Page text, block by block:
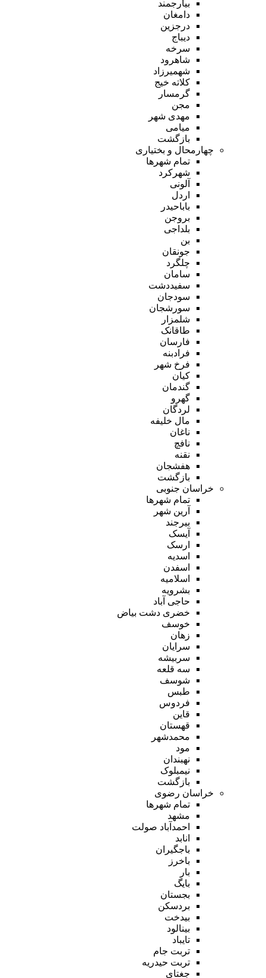
بیارجمند
دامغان
درجزین
دیباج
سرخه
شاهرود
شهمیرزاد
کلاته خیج
گرمسار
مجن
مهدی شهر
میامی
بازگشت
چهارمحال و بختیاری
تمام شهر‌ها
شهرکرد
آلونی
اردل
باباحیدر
بروجن
بلداجی
بن
جونقان
چلگرد
سامان
سفیددشت
سودجان
سورشجان
شلمزار
طاقانک
فارسان
فرادبنه
فرخ شهر
کیان
گندمان
گهرو
لردگان
مال خلیفه
ناغان
نافچ
نقنه
هفشجان
بازگشت
خراسان جنوبی
تمام شهر‌ها
آرین شهر
بیرجند
آیسک
ارسک
اسدیه
اسفدن
اسلامیه
بشرویه
حاجی آباد
خضری دشت بیاض
خوسف
زهان
سرایان
سربیشه
سه قلعه
شوسف
طبس
فردوس
قاین
قهستان
محمدشهر
مود
نهبندان
نیمبلوک
بازگشت
خراسان رضوی
تمام شهر‌ها
مشهد
احمدآباد صولت
انابد
باجگیران
باخرز
بار
بایگ
بجستان
بردسکن
بیدخت
بینالود
تایباد
تربت جام
تربت حیدریه
جغتای